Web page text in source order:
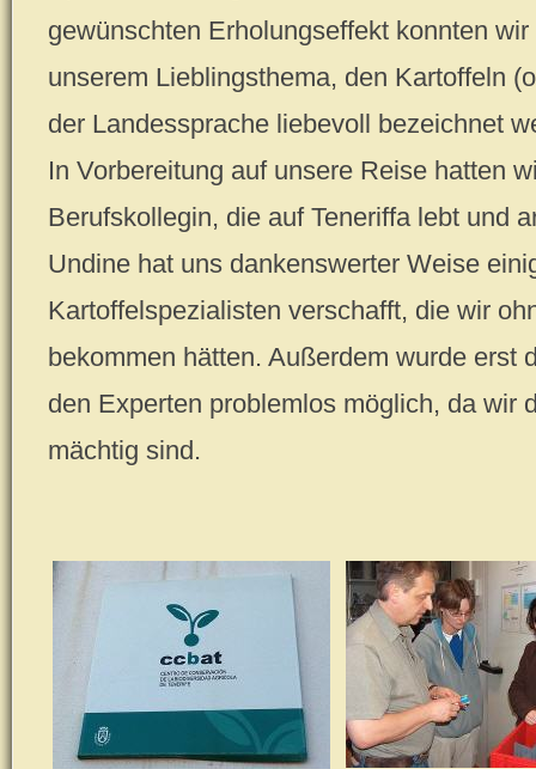
gewünschten Erholungseffekt konnten
unserem Lieblingsthema, den Kartoffeln
der Landessprache liebevoll bezeichnet
In Vorbereitung auf unsere Reise hatten
Berufskollegin, die auf Teneriffa lebt und
Undine hat uns dankenswerter Weise
Kartoffelspezialisten verschafft, die wir
bekommen hätten. Außerdem wurde erst
den Experten problemlos möglich, da wir
mächtig sind.